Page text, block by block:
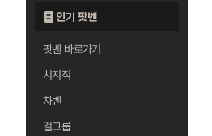
인기 팟벤
팟벤 바로가기
치지직
차벤
걸그룹